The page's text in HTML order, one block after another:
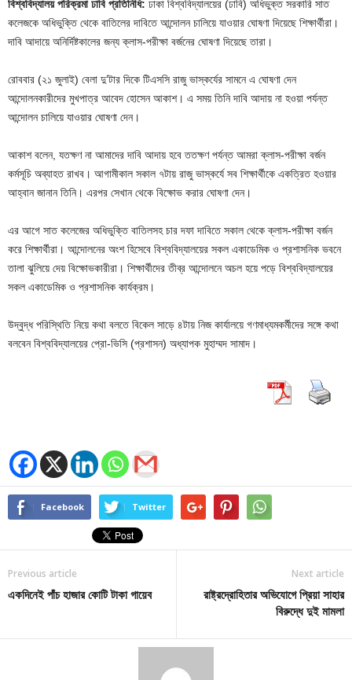
বিশ্ববিদ্যালয় পরিক্রমা ঢাবি প্রতিনিধি: ঢাকা বিশ্ববিদ্যালয়ের (ঢাবি) অধিভুক্ত সরকারি সাত
কলেজকে অধিভুক্তি থেকে বাতিলের দাবিতে আন্দোলন চালিয়ে যাওয়ার ঘোষণা দিয়েছে শিক্ষার্থীরা।
দাবি আদায়ে অনির্দিষ্টকালের জন্য ক্লাস-পরীক্ষা বর্জনের ঘোষণা দিয়েছে তারা।
রোববার (২১ জুলাই) বেলা দু’টার দিকে টিএসসি রাজু ভাস্কর্যের সামনে এ ঘোষণা দেন
আন্দোলনকারীদের মুখপাত্র আবেদ হোসেন আকাশ। এ সময় তিনি দাবি আদায় না হওয়া পর্যন্ত
আন্দোলন চালিয়ে যাওয়ার ঘোষণা দেন।
আকাশ বলেন, যতক্ষণ না আমাদের দাবি আদায় হবে ততক্ষণ পর্যন্ত আমরা ক্লাস-পরীক্ষা বর্জন
কর্মসূচি অব্যাহত রাখব। আগামীকাল সকাল ৭টায় রাজু ভাস্কর্যে সব শিক্ষার্থীকে একত্রিত হওয়ার
আহ্বান জানান তিনি। এরপর সেখান থেকে বিক্ষোভ করার ঘোষণা দেন।
এর আগে সাত কলেজের অধিভুক্তি বাতিলসহ চার দফা দাবিতে সকাল থেকে ক্লাস-পরীক্ষা বর্জন
করে শিক্ষার্থীরা। আন্দোলনের অংশ হিসেবে বিশ্ববিদ্যালয়ের সকল একাডেমিক ও প্রশাসনিক ভবনে
তালা ঝুলিয়ে দেয় বিক্ষোভকারীরা। শিক্ষার্থীদের তীব্র আন্দোলনে অচল হয়ে পড়ে বিশ্ববিদ্যালয়ের
সকল একাডেমিক ও প্রশাসনিক কার্যক্রম।
উদ্বুদ্ধ পরিস্থিতি নিয়ে কথা বলতে বিকেল সাড়ে ৪টায় নিজ কার্যালয়ে গণমাধ্যমকর্মীদের সঙ্গে কথা
বলবেন বিশ্ববিদ্যালয়ের প্রো-ভিসি (প্রশাসন) অধ্যাপক মুহাম্মদ সামাদ।
Facebook Twitter
Previous article
একদিনেই পাঁচ হাজার কোটি টাকা গায়েব
Next article
রাষ্ট্রদ্রোহিতার অভিযোগে প্রিয়া সাহার
বিরুদ্ধে দুই মামলা